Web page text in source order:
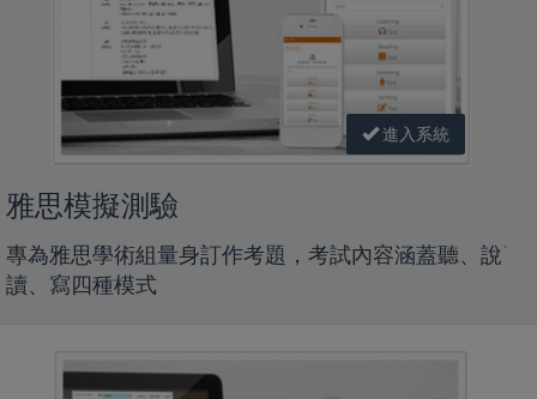
進入系統
雅思模擬測驗
專為雅思學術組量身訂作考題，考試內容涵蓋聽、說`
讀、寫四種模式